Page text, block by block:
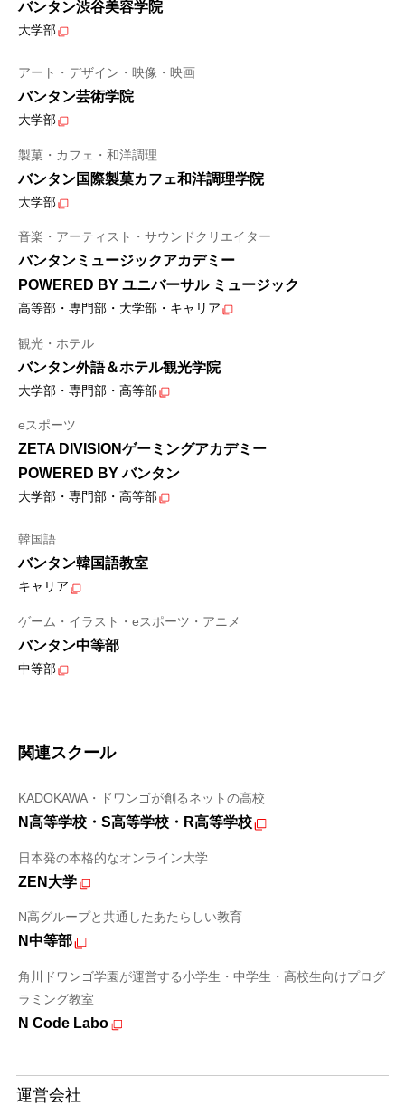
バンタン渋谷美容学院
大学部
アート・デザイン・映像・映画
バンタン芸術学院
大学部
製菓・カフェ・和洋調理
バンタン国際製菓カフェ和洋調理学院
大学部
音楽・アーティスト・サウンドクリエイター
バンタンミュージックアカデミー
POWERED BY ユニバーサル ミュージック
高等部・専門部・大学部・キャリア
観光・ホテル
バンタン外語＆ホテル観光学院
大学部・専門部・高等部
eスポーツ
ZETA DIVISIONゲーミングアカデミー
POWERED BY バンタン
大学部・専門部・高等部
韓国語
バンタン韓国語教室
キャリア
ゲーム・イラスト・eスポーツ・アニメ
バンタン中等部
中等部
関連スクール
KADOKAWA・ドワンゴが創るネットの高校
N高等学校・S高等学校・R高等学校
日本発の本格的なオンライン大学
ZEN大学
N高グループと共通したあたらしい教育
N中等部
角川ドワンゴ学園が運営する小学生・中学生・高校生向けプログ
ラミング教室
N Code Labo
運営会社